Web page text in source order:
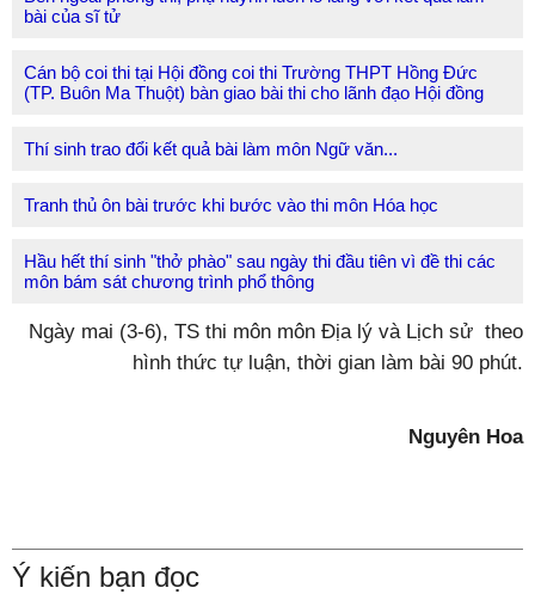
bài của sĩ tử
Cán bộ coi thi tại Hội đồng coi thi Trường THPT Hồng Đức
(TP. Buôn Ma Thuột) bàn giao bài thi cho lãnh đạo Hội đồng
Thí sinh trao đổi kết quả bài làm môn Ngữ văn...
Tranh thủ ôn bài trước khi bước vào thi môn Hóa học
Hầu hết thí sinh "thở phào" sau ngày thi đầu tiên vì đề thi các
môn bám sát chương trình phổ thông
Ngày mai (3-6), TS thi môn môn Địa lý và Lịch sử theo
hình thức tự luận, thời gian làm bài 90 phút.
Nguyên Hoa
Ý kiến bạn đọc